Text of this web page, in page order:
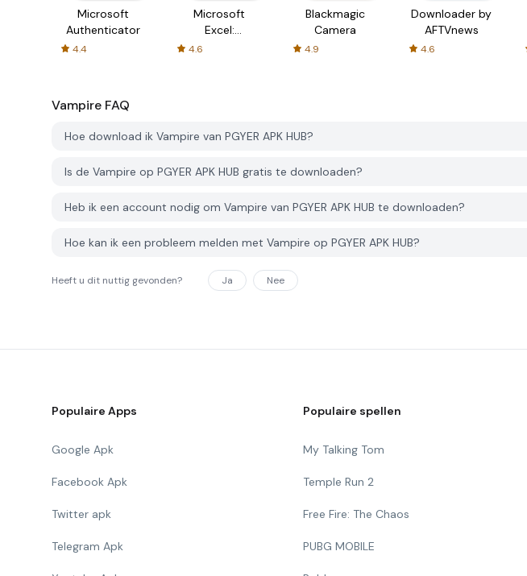
Microsoft
Authenticator
4.4
Microsoft
Excel:
Spreadsheets
4.6
Blackmagic
Camera
4.9
Downloader by
AFTVnews
4.6
Vampire FAQ
Hoe download ik Vampire van PGYER APK HUB?
Is de Vampire op PGYER APK HUB gratis te downloaden?
Heb ik een account nodig om Vampire van PGYER APK HUB te downloaden?
Hoe kan ik een probleem melden met Vampire op PGYER APK HUB?
Heeft u dit nuttig gevonden? Ja Nee
Populaire Apps
Google Apk
Facebook Apk
Twitter apk
Telegram Apk
Populaire spellen
My Talking Tom
Temple Run 2
Free Fire: The Chaos
PUBG MOBILE